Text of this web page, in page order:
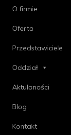
O firmie
Oferta
Przedstawiciele
Oddział
Aktulaności
Blog
Kontakt